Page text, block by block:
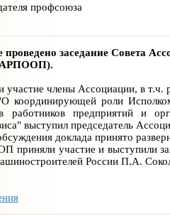
профсоюза
проведено заседание Совета
члены Ассоциации, в т.ч.
роли Исполкома
работников предприятий и
выступил председатель
доклада принято
участие и выступили
России П.А.